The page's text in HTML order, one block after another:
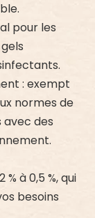
pour les
: exempt
normes de
des
à 0,5 %, qui
besoins